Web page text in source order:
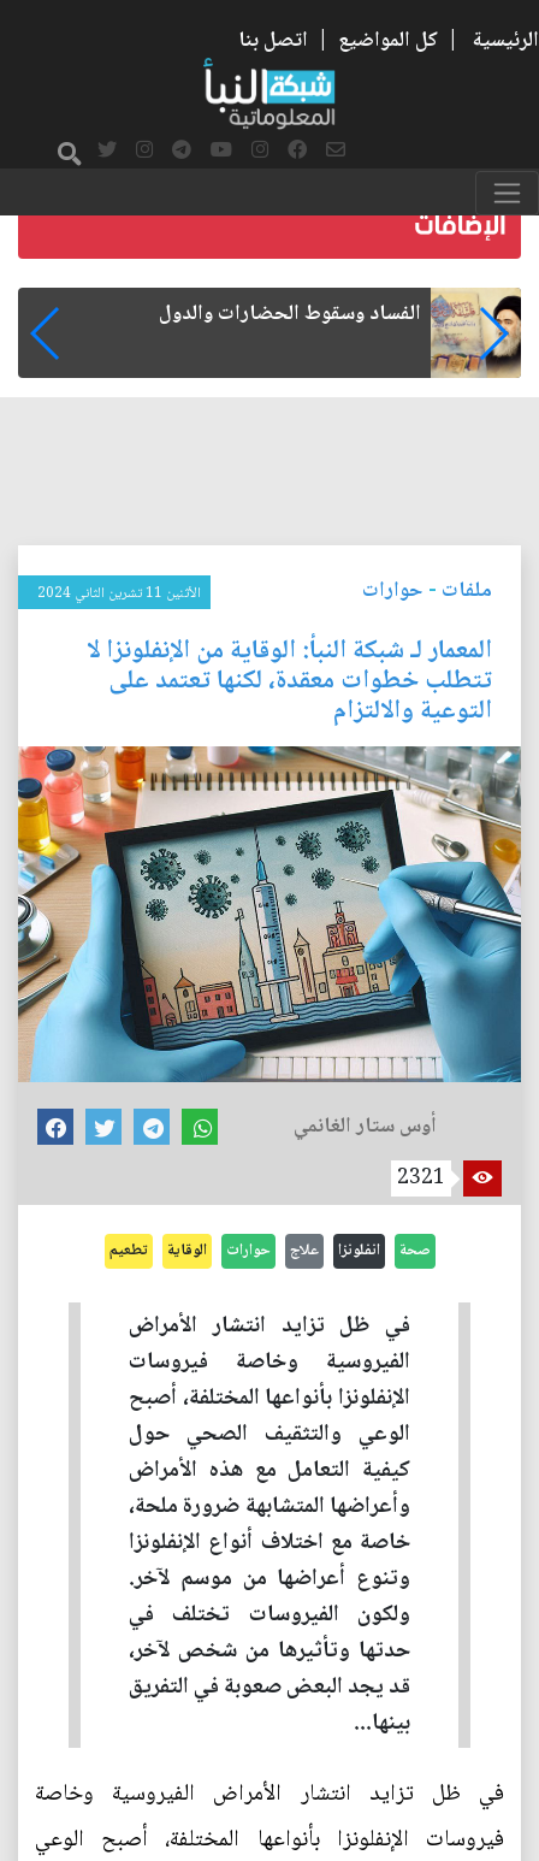
الرئيسية | كل المواضيع | اتصل بنا
رواتب الموظفين على صفيح ساخن
ملفات - حوارات الأثنين 11 تشرين الثاني 2024
المعمار لـ شبكة النبأ: الوقاية من الإنفلونزا لا
تتطلب خطوات معقدة، لكنها تعتمد على
التوعية والالتزام
أوس ستار الغانمي
2321
صحة انفلونزا علاج حوارات الوقاية تطعيم
في ظل تزايد انتشار الأمراض
الفيروسية وخاصة فيروسات
الإنفلونزا بأنواعها المختلفة، أصبح
الوعي والتثقيف الصحي حول
كيفية التعامل مع هذه الأمراض
وأعراضها المتشابهة ضرورة ملحة،
خاصة مع اختلاف أنواع الإنفلونزا
وتنوع أعراضها من موسم لآخر.
ولكون الفيروسات تختلف في
حدتها وتأثيرها من شخص لآخر،
قد يجد البعض صعوبة في التفريق
بينها...
في ظل تزايد انتشار الأمراض الفيروسية وخاصة
فيروسات الإنفلونزا بأنواعها المختلفة، أصبح الوعي